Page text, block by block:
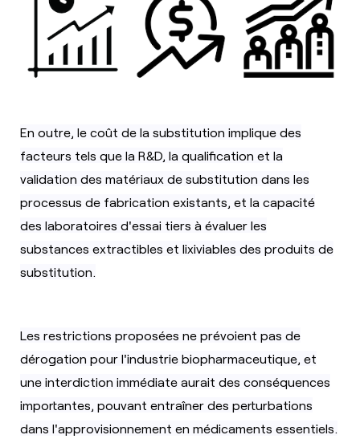
En outre, le coût de la substitution implique des
facteurs tels que la R&D, la qualification et la
validation des matériaux de substitution dans les
processus de fabrication existants, et la capacité
des laboratoires d'essai tiers à évaluer les
substances extractibles et lixiviables des produits de
substitution.
Les restrictions proposées ne prévoient pas de
dérogation pour l'industrie biopharmaceutique , et
une interdiction immédiate aurait des conséquences
importantes, pouvant entraîner des perturbations
dans l'approvisionnement en médicaments essentiels.